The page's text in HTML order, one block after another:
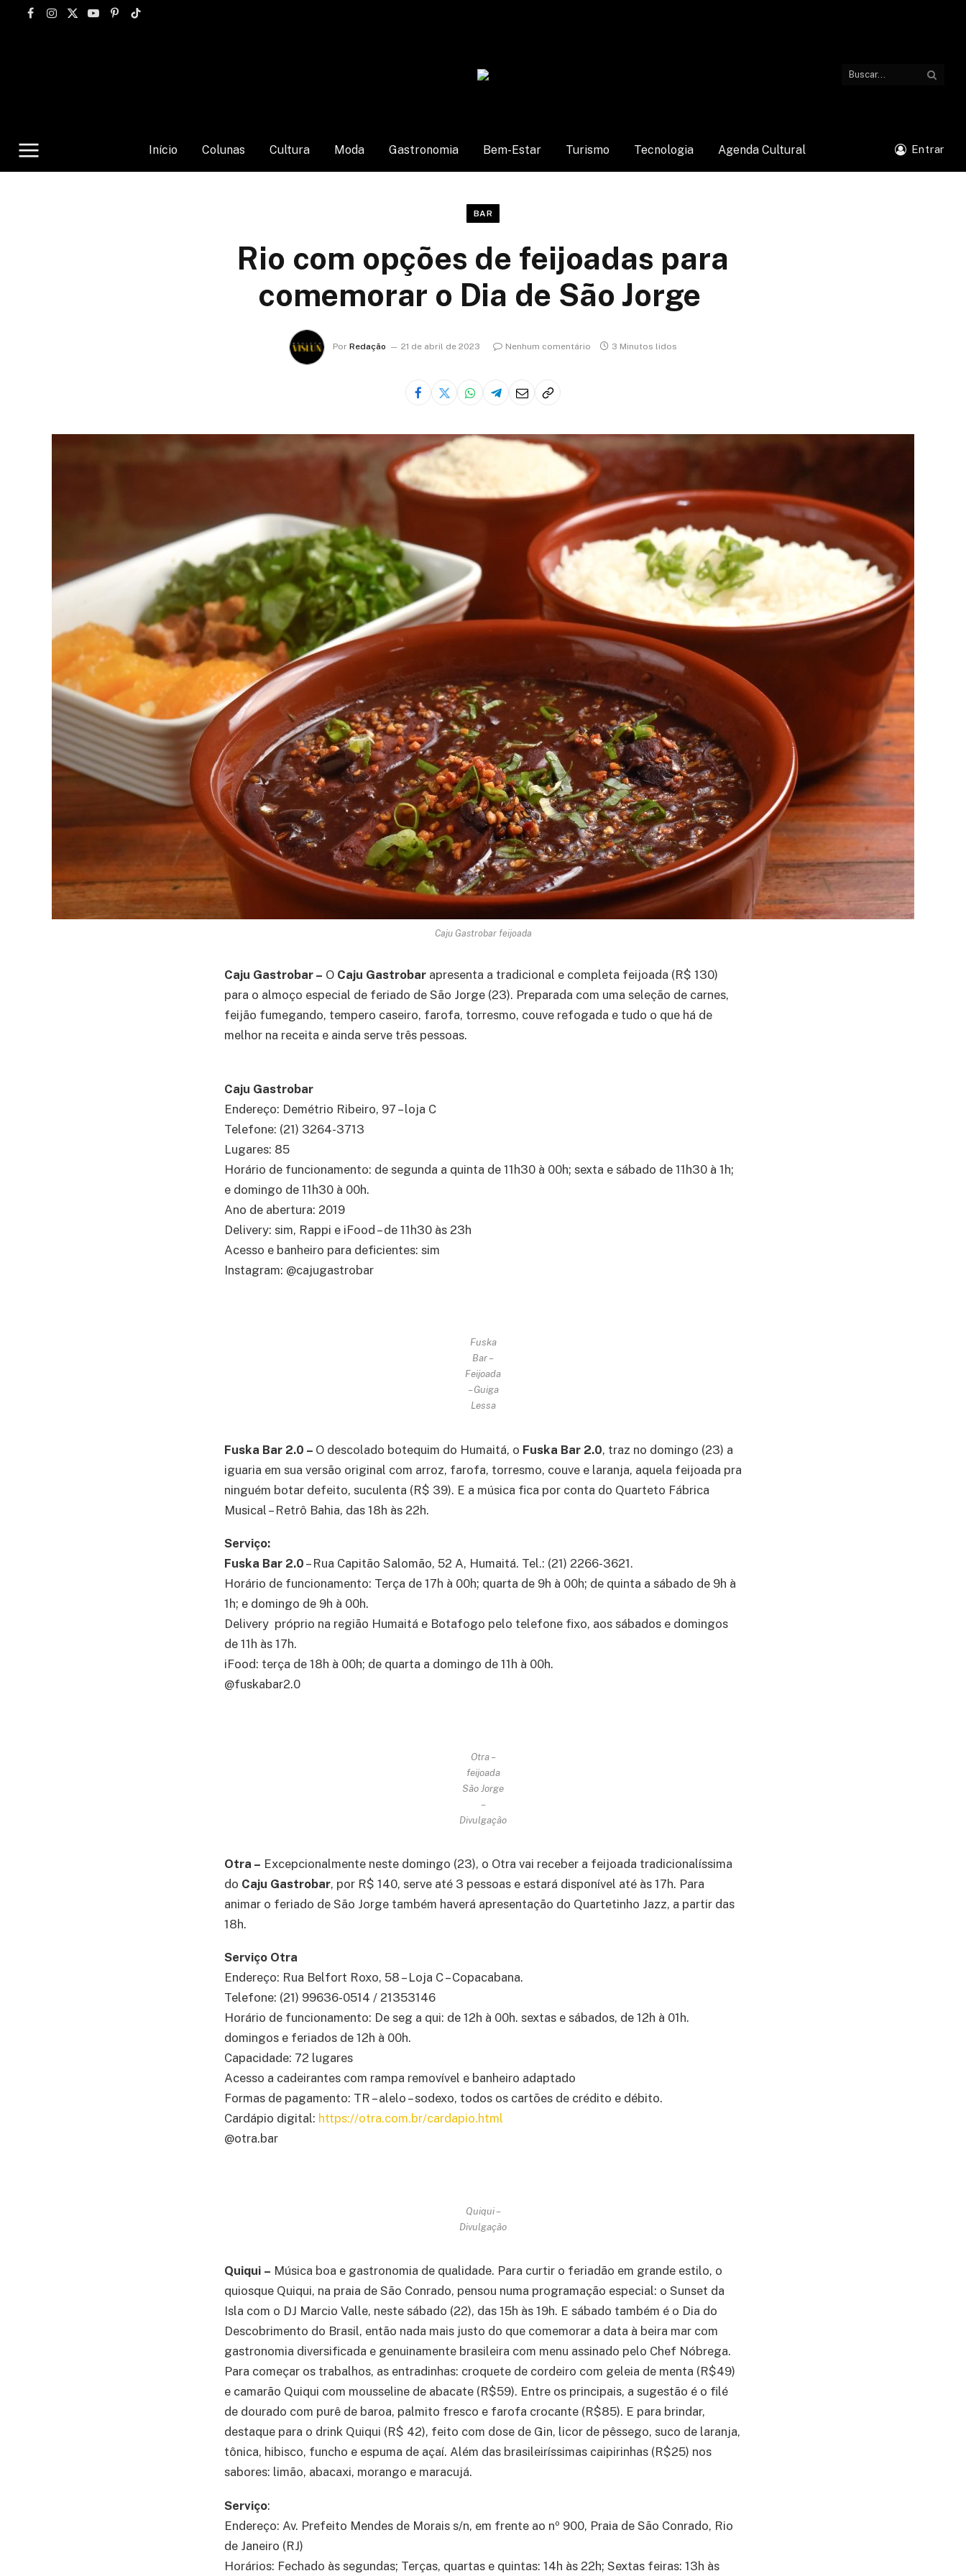
Facebook
Instagram
X
YouTubePinterest
TikTok
Início Colunas Cultura Moda Gastronomia Bem-Estar Turismo Tecnologia Agenda Cultural Entrar
BAR
Rio com opções de feijoadas para
comemorar o Dia de São Jorge
Por Redação 21 de abril de 2023 Nenhum comentário 3 Minutos lidos
Caju Gastrobar feijoada
Caju Gastrobar – O Caju Gastrobar apresenta a tradicional e completa feijoada (R$ 130)
para o almoço especial de feriado de São Jorge (23). Preparada com uma seleção de carnes,
feijão fumegando, tempero caseiro, farofa, torresmo, couve refogada e tudo o que há de
melhor na receita e ainda serve três pessoas.
Caju Gastrobar
Endereço: Demétrio Ribeiro, 97 – loja C
Telefone: (21) 3264-3713
Lugares: 85
Horário de funcionamento: de segunda a quinta de 11h30 à 00h; sexta e sábado de 11h30 à 1h;
e domingo de 11h30 à 00h.
Ano de abertura: 2019
Delivery: sim, Rappi e iFood – de 11h30 às 23h
Acesso e banheiro para deficientes: sim
Instagram: @cajugastrobar
Fuska
Bar –
Feijoada
– Guiga
Lessa
Fuska Bar 2.0 – O descolado botequim do Humaitá, o Fuska Bar 2.0, traz no domingo (23) a
iguaria em sua versão original com arroz, farofa, torresmo, couve e laranja, aquela feijoada pra
ninguém botar defeito, suculenta (R$ 39). E a música fica por conta do Quarteto Fábrica
Musical – Retrô Bahia, das 18h às 22h.
Serviço:
Fuska Bar 2.0 – Rua Capitão Salomão, 52 A, Humaitá. Tel.: (21) 2266-3621.
Horário de funcionamento: Terça de 17h à 00h; quarta de 9h à 00h; de quinta a sábado de 9h à
1h; e domingo de 9h à 00h.
Delivery próprio na região Humaitá e Botafogo pelo telefone fixo, aos sábados e domingos
de 11h às 17h.
iFood: terça de 18h à 00h; de quarta a domingo de 11h à 00h.
@fuskabar2.0
Otra –
feijoada
São Jorge
–
Divulgação
Otra – Excepcionalmente neste domingo (23), o Otra vai receber a feijoada tradicionalíssima
do Caju Gastrobar, por R$ 140, serve até 3 pessoas e estará disponível até às 17h. Para
animar o feriado de São Jorge também haverá apresentação do Quartetinho Jazz, a partir das
18h.
Serviço Otra
Endereço: Rua Belfort Roxo, 58 – Loja C – Copacabana.
Telefone: (21) 99636-0514 / 21353146
Horário de funcionamento: De seg a qui: de 12h à 00h. sextas e sábados, de 12h à 01h.
domingos e feriados de 12h à 00h.
Capacidade: 72 lugares
Acesso a cadeirantes com rampa removível e banheiro adaptado
Formas de pagamento: TR – alelo – sodexo, todos os cartões de crédito e débito.
Cardápio digital: https://otra.com.br/cardapio.html
@otra.bar
Quiqui –
Divulgação
Quiqui – Música boa e gastronomia de qualidade. Para curtir o feriadão em grande estilo, o
quiosque Quiqui, na praia de São Conrado, pensou numa programação especial: o Sunset da
Isla com o DJ Marcio Valle, neste sábado (22), das 15h às 19h. E sábado também é o Dia do
Descobrimento do Brasil, então nada mais justo do que comemorar a data à beira mar com
gastronomia diversificada e genuinamente brasileira com menu assinado pelo Chef Nóbrega.
Para começar os trabalhos, as entradinhas: croquete de cordeiro com geleia de menta (R$49)
e camarão Quiqui com mousseline de abacate (R$59). Entre os principais, a sugestão é o filé
de dourado com purê de baroa, palmito fresco e farofa crocante (R$85). E para brindar,
destaque para o drink Quiqui (R$ 42), feito com dose de Gin, licor de pêssego, suco de laranja,
tônica, hibisco, funcho e espuma de açaí. Além das brasileiríssimas caipirinhas (R$25) nos
sabores: limão, abacaxi, morango e maracujá.
Serviço:
Endereço: Av. Prefeito Mendes de Morais s/n, em frente ao nº 900, Praia de São Conrado, Rio
de Janeiro (RJ)
Horários: Fechado às segundas; Terças, quartas e quintas: 14h às 22h; Sextas feiras: 13h às